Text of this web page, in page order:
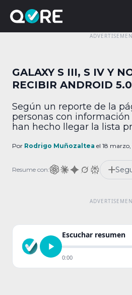
GALAXY S III, S IV Y
RECIBIR ANDROID 5.0
Según un reporte de la
personas con
han hecho llegar la lista
nuevas versiones del
fabricante que da tantas
sus dispositivos, pero al
Por Rodrigo Muñozaltea el 18 marzo,
Resume con:
Escuchar resumen
0:00